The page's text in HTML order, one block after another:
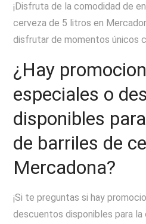
¡Disfruta de la comodidad de
cerveza de 5 litros en
disfrutar de momentos únicos
¿Hay
especiales o
disponibles
de barriles de
Mercadona?
¡Si te preguntas si hay
descuentos disponibles para la